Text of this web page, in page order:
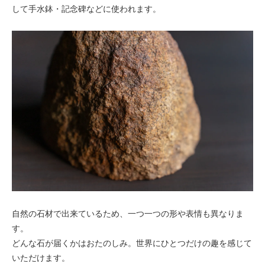
して手水鉢・記念碑などに使われます。
自然の石材で出来ているため、一つ一つの形や表情も異なりま
す。
どんな石が届くかはおたのしみ。世界にひとつだけの趣を感じて
いただけます。